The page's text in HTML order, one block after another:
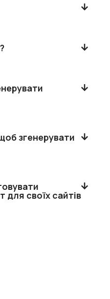
згенерувати
для своїх сайтів